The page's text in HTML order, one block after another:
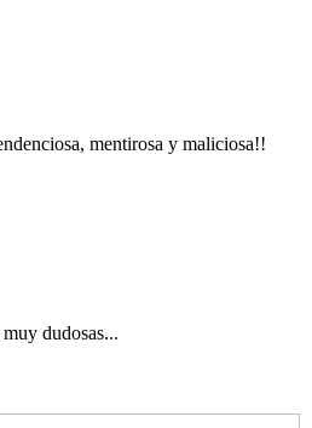
mentirosa y maliciosa!!
dudosas...